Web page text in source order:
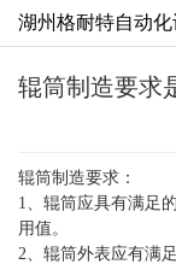
湖州格耐特自动化
辊筒制造要求
辊筒制造要求：
1、辊筒应具有满足
用值。
2、辊筒外表应有满